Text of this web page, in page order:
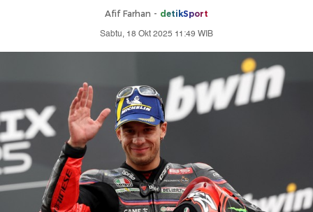
Afif Farhan - detikSport
Sabtu, 18 Okt 2025 11:49 WIB